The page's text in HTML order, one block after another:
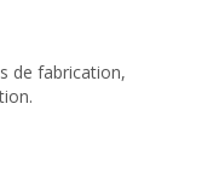
de fabrication,